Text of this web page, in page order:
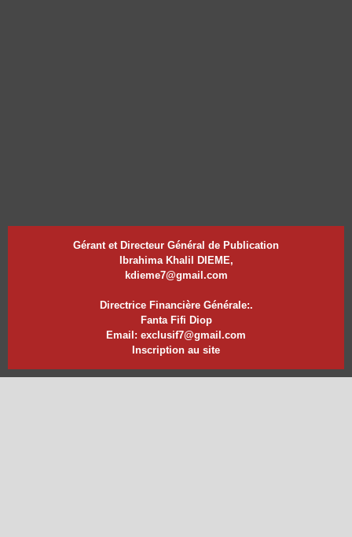
Gérant et Directeur Général de Publication
Ibrahima Khalil DIEME,
kdieme7@gmail.com
Directrice Financière Générale:.
Fanta Fifi Diop
Email: exclusif7@gmail.com
Inscription au site